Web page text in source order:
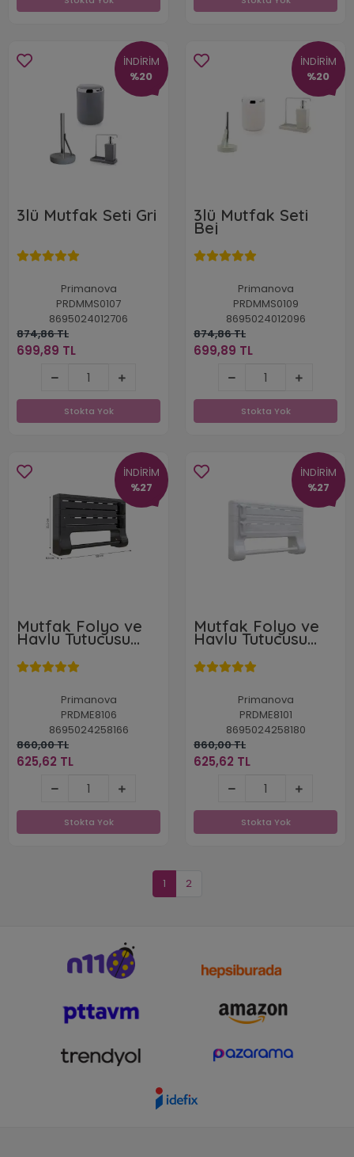
İNDİRİM
%20
3lü Mutfak Seti Gri
Primanova
PRDMMS0107
8695024012706
874,86 TL
699,89 TL
Stokta Yok
İNDİRİM
%20
3lü Mutfak Seti
Bej
Primanova
PRDMMS0109
8695024012096
874,86 TL
699,89 TL
Stokta Yok
İNDİRİM
%27
Mutfak Folyo ve
Havlu Tutucusu
Siyah
Primanova
PRDME8106
8695024258166
860,00 TL
625,62 TL
Stokta Yok
İNDİRİM
%27
Mutfak Folyo ve
Havlu Tutucusu
Beyaz
Primanova
PRDME8101
8695024258180
860,00 TL
625,62 TL
Stokta Yok
1 2